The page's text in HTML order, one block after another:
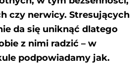
czy nerwicy. Stresujących
da się uniknąć dlatego
z nimi radzić – w
podpowiadamy jak.